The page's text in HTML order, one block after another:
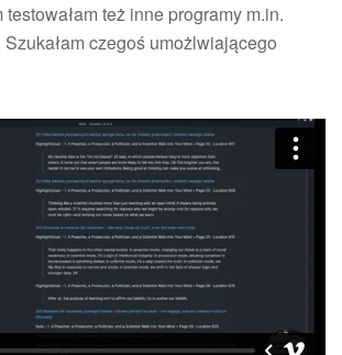
testowałam też inne programy m.in.
Szukałam czegoś umożlwiającego